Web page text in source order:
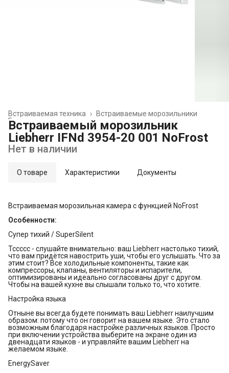
Встраиваемые морозильники
Встраиваемая техника ›
Главная
›
Встраиваемый морозильник
Liebherr IFNd 3954-20 001 NoFrost
Нет в наличии
О товаре Характеристики Документы
Встраиваемая морозильная камера с функцией NoFrost
Особенности:
Супер тихий / SuperSilent
Тссссс - слушайте внимательно: ваш Liebherr настолько тихий,
что вам придётся навострить уши, чтобы его услышать. Что за
этим стоит? Все холодильные компоненты, такие как
компрессоры, клапаны, вентиляторы и испарители,
оптимизированы и идеально согласованы друг с другом.
Чтобы на вашей кухне вы слышали только то, что хотите.
Настройка языка
Отныне вы всегда будете понимать ваш Liebherr наилучшим
образом: потому что он говорит на вашем языке. Это стало
возможным благодаря настройке различных языков. Просто
при включении устройства выберите на экране один из
двенадцати языков - и управляйте вашим Liebherr на
желаемом языке.
EnergySaver